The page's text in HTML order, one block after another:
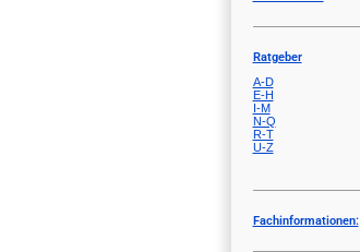
Ratgeber
A-D
E-H
I-M
N-Q
R-T
U-Z
Fachinformationen: